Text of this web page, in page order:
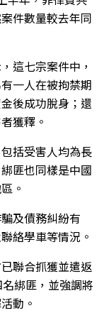
件數量較去年同
這七宗案件中，
一人在被拘禁期
後成功脫身；還
獲釋。
括受害人均為長
匪也同樣是中國
。
及債務糾紛有
絡學車等情況。
聯合抓獲並遣返
綁匪，並強調將
動。